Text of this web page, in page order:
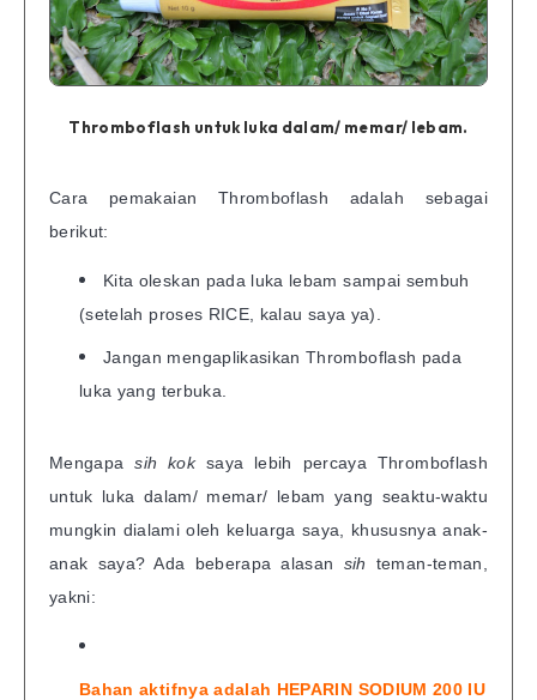
Thromboflash untuk luka dalam/ memar/ lebam.
Cara pemakaian Thromboflash adalah sebagai
berikut:
Kita oleskan pada luka lebam sampai sembuh
(setelah proses RICE, kalau saya ya).
Jangan mengaplikasikan Thromboflash pada
luka yang terbuka.
Mengapasih koksaya lebih percaya Thromboflash
untuk luka dalam/ memar/ lebam yang seaktu-waktu
mungkin dialami oleh keluarga saya, khususnya anak-
anak saya? Ada beberapa alasan sih teman-teman,
yakni:
Bahan aktifnya adalah HEPARIN SODIUM 200 IU